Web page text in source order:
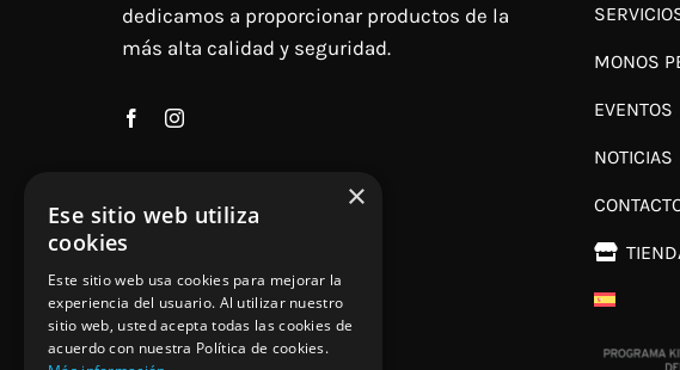
dedicamos a proporcionar productos de la
más alta calidad y seguridad.
MONOS
EVENTOS
NOTICIAS
×
Ese sitio web utiliza
cookies
Este sitio web usa cookies para mejorar la
experiencia del usuario. Al utilizar nuestro
sitio web, usted acepta todas las cookies de
acuerdo con nuestra Política de cookies.